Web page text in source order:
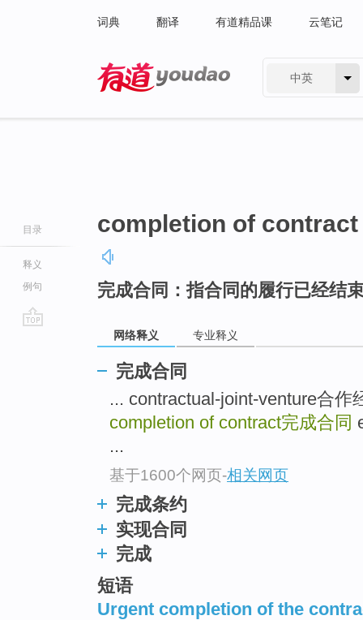
词典 翻译 有道精品课 云笔记
中英
目录
释义
例句
completion of contract
完成合同：指合同的履行已经结
网络释义 专业释义
完成合同
... contractual-joint-venture合作
completion of contract完成合同
...
基于1600个网页-相关网页
完成条约
实现合同
完成
短语
Urgent completion of the